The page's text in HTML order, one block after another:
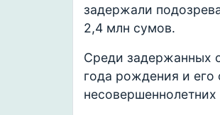
задержали
2,4 млн сумов.
Среди задержанных
года рождения и